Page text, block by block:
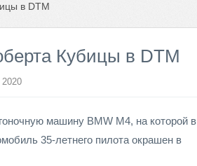
в DTM
Кубицы в DTM
машину BMW M4, на которой в
35-летнего пилота окрашен в